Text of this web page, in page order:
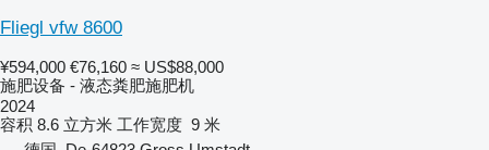
Fliegl vfw 8600
¥594,000 €76,160 ≈ US$88,000
施肥设备 - 液态粪肥施肥机
2024
容积 8.6 立方米 工作宽度 9 米